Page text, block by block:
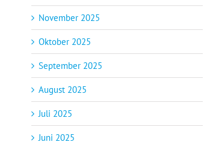
November 2025
Oktober 2025
September 2025
August 2025
Juli 2025
Juni 2025